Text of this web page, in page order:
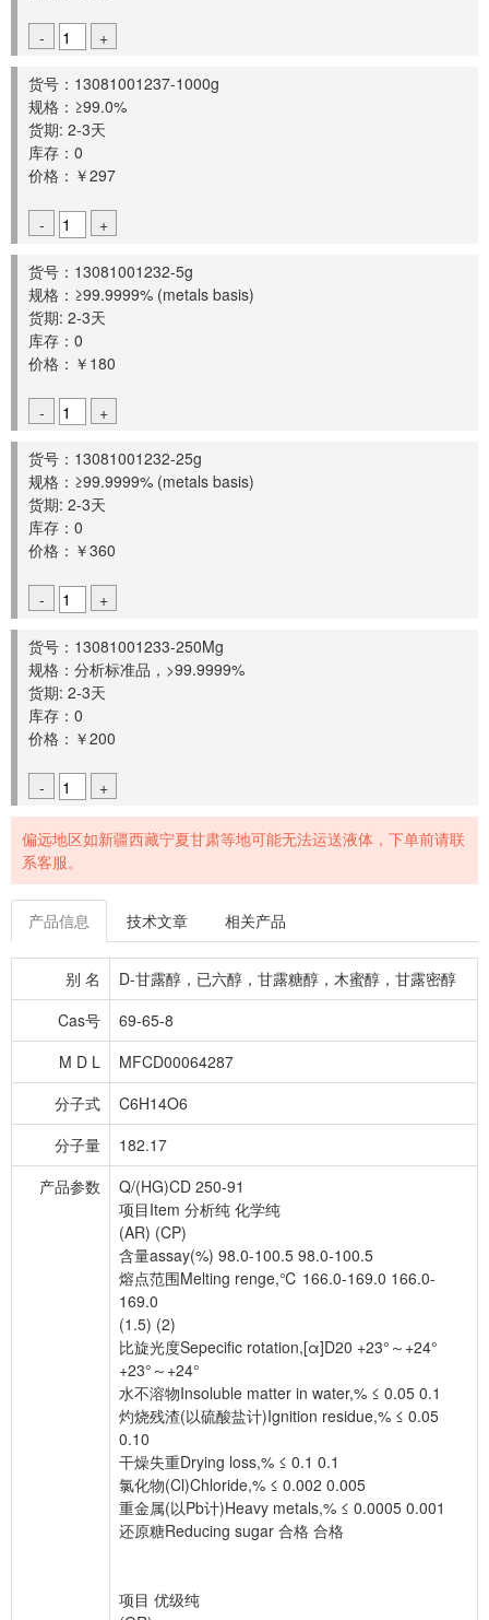
- +
货号：13081001237-1000g
规格：≥99.0%
货期: 2-3天
库存：0
价格：￥297
- +
货号：13081001232-5g
规格：≥99.9999% (metals basis)
货期: 2-3天
库存：0
价格：￥180
- +
货号：13081001232-25g
规格：≥99.9999% (metals basis)
货期: 2-3天
库存：0
价格：￥360
- +
货号：13081001233-250Mg
规格：分析标准品，>99.9999%
货期: 2-3天
库存：0
价格：￥200
- +
偏远地区如新疆西藏宁夏甘肃等地可能无法运送液体，下单前请联
系客服。
产品信息 技术文章 相关产品
别 名
D-甘露醇，已六醇，甘露糖醇，木蜜醇，甘露密醇
Cas号
69-65-8
M D L
MFCD00064287
分子式
C6H14O6
分子量
182.17
产品参数
Q/(HG)CD 250-91
项目Item 分析纯 化学纯
(AR) (CP)
含量assay(%) 98.0-100.5 98.0-100.5
熔点范围Melting renge,℃ 166.0-169.0 166.0-
169.0
(1.5) (2)
比旋光度Sepecific rotation,[α]D20 +23°～+24°
+23°～+24°
水不溶物Insoluble matter in water,% ≤ 0.05 0.1
灼烧残渣(以硫酸盐计)Ignition residue,% ≤ 0.05
0.10
干燥失重Drying loss,% ≤ 0.1 0.1
氯化物(Cl)Chloride,% ≤ 0.002 0.005
重金属(以Pb计)Heavy metals,% ≤ 0.0005 0.001
还原糖Reducing sugar 合格 合格
项目 优级纯